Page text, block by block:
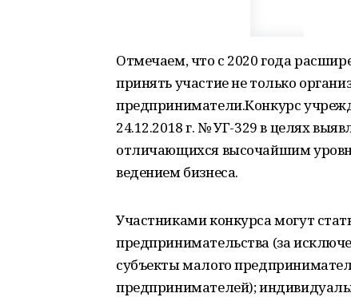
Отмечаем, что с 2020 года
принять участие не только
предприниматели.Конкурс
24.12.2018 г. № УГ-329 в целях
отличающихся высочайшим
ведением бизнеса.
Участниками конкурса могут
предпринимательства (за
субъекты малого
предпринимателей);